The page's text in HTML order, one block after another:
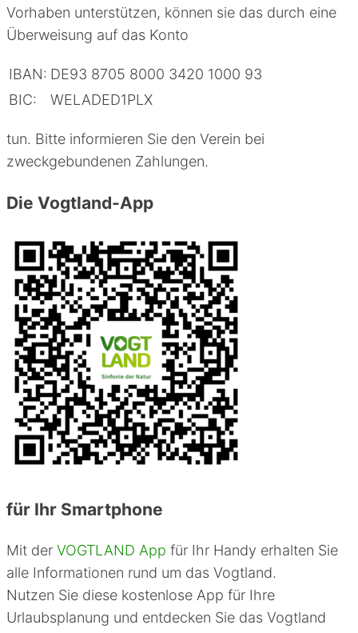
Vorhaben unterstützen, können sie das durch eine
Überweisung auf das Konto
IBAN: DE93 8705 8000 3420 1000 93
BIC:
WELADED1PLX
tun. Bitte informieren Sie den Verein bei
zweckgebundenen Zahlungen.
Die Vogtland-App
für Ihr Smartphone
Mit der VOGTLAND App für Ihr Handy erhalten Sie
alle Informationen rund um das Vogtland.
Nutzen Sie diese kostenlose App für Ihre
Urlaubsplanung und entdecken Sie das Vogtland